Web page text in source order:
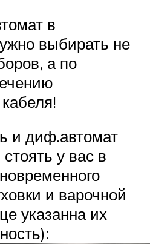
в
выбирать не
а по
и диф.автомат
у вас в
и варочной
указанна их